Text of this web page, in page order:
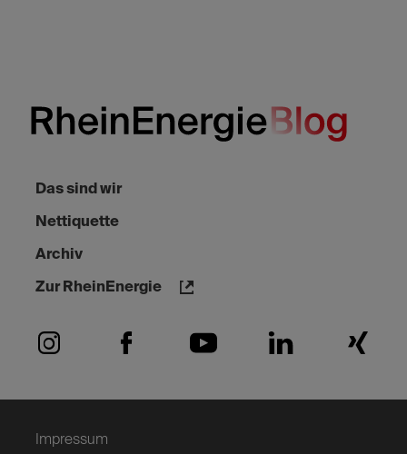
Das sind wir
Nettiquette
Archiv
Zur RheinEnergie
Impressum